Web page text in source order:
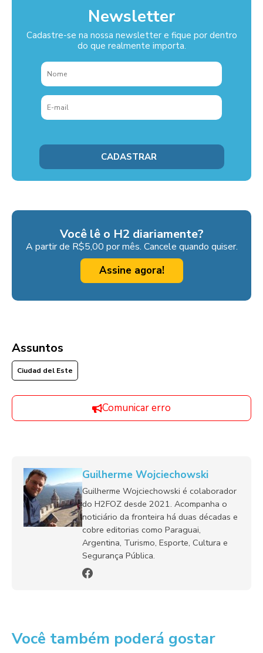
Newsletter
Cadastre-se na nossa newsletter e fique por dentro
do que realmente importa.
Você lê o H2 diariamente?
A partir de R$5,00 por mês. Cancele quando quiser.
Assine agora!
Assuntos
Ciudad del Este
Comunicar erro
Guilherme Wojciechowski
Guilherme Wojciechowski é colaborador
do H2FOZ desde 2021. Acompanha o
noticiário da fronteira há duas décadas e
cobre editorias como Paraguai,
Argentina, Turismo, Esporte, Cultura e
Segurança Pública.
Você também poderá gostar